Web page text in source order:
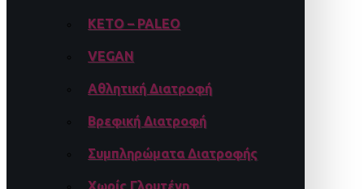
KETO – PALEO
VEGAN
Αθλητική Διατροφή
Βρεφική Διατροφή
Συμπληρώματα Διατροφής
Χωρίς Γλουτένη